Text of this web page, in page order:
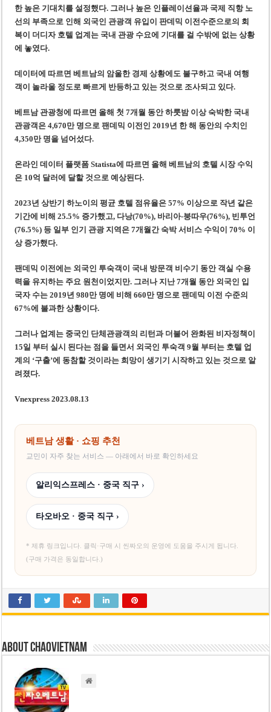
한 높은 기대치를 설정했다. 그러나 높은 인플레이션율과 국제 직항 노
선의 부족으로 인해 외국인 관광객 유입이 판데믹 이전수준으로의 회
복이 더디자 호텔 업계는 국내 관광 수요에 기대를 걸 수밖에 없는 상황
에 놓였다.
데이터에 따르면 베트남의 암울한 경제 상황에도 불구하고 국내 여행
객이 놀라울 정도로 빠르게 반등하고 있는 것으로 조사되고 있다.
베트남 관광청에 따르면 올해 첫 7개월 동안 하룻밤 이상 숙박한 국내
관광객은 4,670만 명으로 팬데믹 이전인 2019년 한 해 동안의 수치인
4,350만 명을 넘어섰다.
온라인 데이터 플랫폼 Statista에 따르면 올해 베트남의 호텔 시장 수익
은 10억 달러에 달할 것으로 예상된다.
2023년 상반기 하노이의 평균 호텔 점유율은 57% 이상으로 작년 같은
기간에 비해 25.5% 증가했 고, 다낭(70%), 바리아-붕따우(76%), 빈투언
(76.5%) 등 일부 인기 관광 지역은 7개월간 숙박 서비스 수익이 70% 이
상 증가했다.
팬데믹 이전에는 외국인 투숙객이 국내 방문객 비수기 동안 객실 수용
력을 유지하는 주요 원천이었지만. 그러나 지난 7개월 동안 외국인 입
국자 수는2019년980만 명에 비해 660만 명으로 팬데믹 이전 수준의
67%에 불과한 상황이다.
그러나 업계는 중국인 단체관광객의 리턴과 더불어 완화된 비자정책이
15일 부터 실시 된다는 점을 들면서 외국인 투숙객 9월 부터는 호텔 업
계의 ‘구출’에 동참할 것이라는 희망이 생기기 시작하고 있는 것으로 알
려졌다.
Vnexpress 2023.08.13
베트남 생활 · 쇼핑 추천
교민이 자주 찾는 서비스 — 아래에서 바로 확인하세요
알리익스프레스 · 중국 직구 ›
타오바오 · 중국 직구 ›
* 제휴 링크입니다. 클릭·구매 시 씬짜오의 운영에 도움을 주시게 됩니다.
(구매 가격은 동일합니다.)
About chaovietnam